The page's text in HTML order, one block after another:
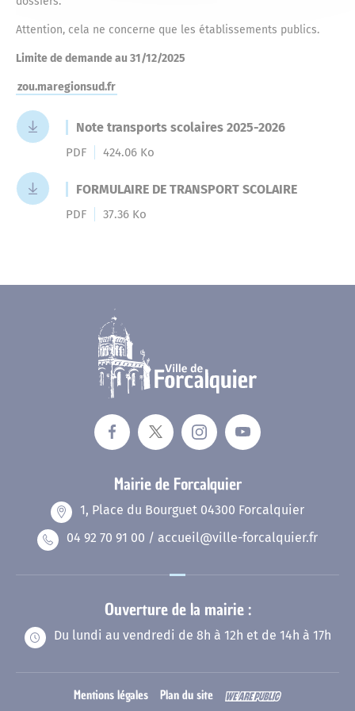
Attention, cela ne concerne que les établissements publics.
Limite de demande au 31/12/2025
zou.maregionsud.fr
Note transports scolaires 2025-2026
PDF 424.06 Ko
FORMULAIRE DE TRANSPORT SCOLAIRE
PDF 37.36 Ko
Mairie de Forcalquier
1, Place du Bourguet 04300 Forcalquier
04 92 70 91 00 / accueil@ville-forcalquier.fr
Ouverture de la mairie :
Du lundi au vendredi de 8h à 12h et de 14h à 17h
Mentions légales Plan du site